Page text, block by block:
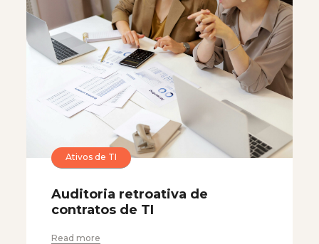
Ativos de TI
Auditoria retroativa de
contratos de TI
Read more